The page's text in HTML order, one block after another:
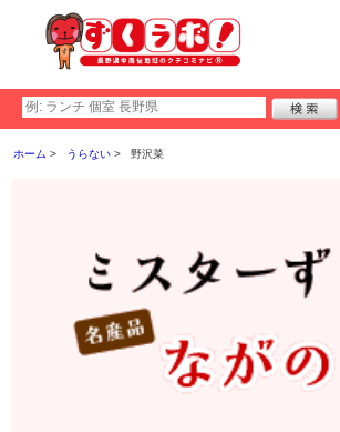
ホーム うらない 野沢菜